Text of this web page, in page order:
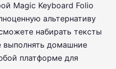
Magic Keyboard Folio
альтернативу
набирать тексты
выполнять домашние
платформе для